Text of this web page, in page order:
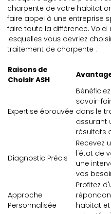
charpente de votre
faire appel à une entreprise
faire toute la différence.
lesquelles vous devriez
traitement de charpente :
Raisons de
Choisir ASH
Expertise éprouvée
savoir-
dans le
assurant
résultats
Diagnostic Précis
Recevez
l'état de
une
vos
Approche
Personnalisée
Profitez
habitat